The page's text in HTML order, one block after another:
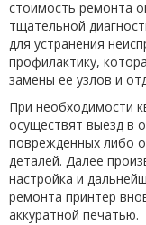
стоимость ремонта
тщательной
для устранения
профилактику,
замены ее узлов и
При необходимости
осуществят выезд в
поврежденных либо
деталей. Далее
настройка и
ремонта принтер
аккуратной печатью.